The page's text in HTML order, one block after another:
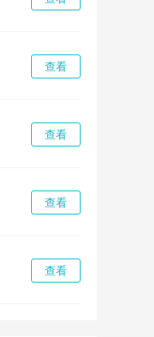
查看
查看
查看
查看